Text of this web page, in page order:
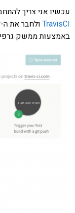
עכשיו אני צריך
TravisCI
באמצעות ממשק